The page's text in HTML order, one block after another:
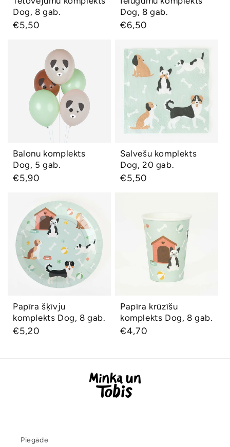
Ātrs skats
Dog, 8 gab.
Parastā
€5,50
Ātrs skats
Dog, 8 gab.
Parastā
€6,50
Balonu komplekts
Dog, 5 gab.
Ātrs skats
Balonu komplekts
Dog, 5 gab.
Parastā
€5,90
Salvešu komplekts
Dog, 20 gab.
Ātrs skats
Salvešu komplekts
Dog, 20 gab.
Parastā
€5,50
Papīra šķīvju
komplekts Dog, 8
gab.
Ātrs skats
Papīra šķīvju
komplekts Dog, 8 gab.
Parastā
€5,20
Papīra krūzīšu
komplekts Dog, 8
gab.
Ātrs skats
Papīra krūzīšu
komplekts Dog, 8 gab.
Parastā
€4,70
Piegāde